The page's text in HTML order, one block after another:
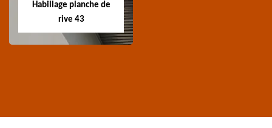
Loire
Habillage planche de
rive 43
de rive 43